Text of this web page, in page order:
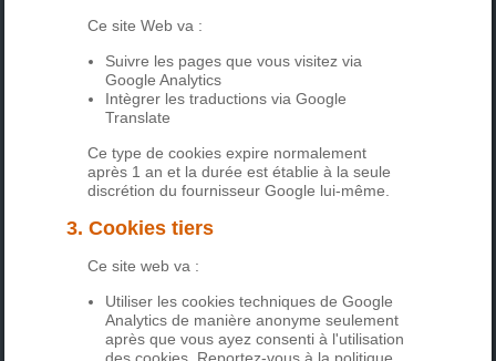
Ce site Web va :
Suivre les pages que vous visitez via
Google Analytics
Intègrer les traductions via Google
Translate
Ce type de cookies expire normalement
après 1 an et la durée est établie à la seule
discrétion du fournisseur Google lui-même.
3. Cookies tiers
Ce site web va :
Utiliser les cookies techniques de Google
Analytics de manière anonyme seulement
après que vous ayez consenti à l'utilisation
des cookies. Reportez-vous à la politique